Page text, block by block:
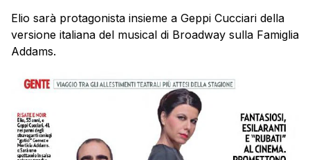
Elio sarà protagonista insieme a Geppi Cucciari della
versione italiana del musical di Broadway sulla Famiglia
Addams.